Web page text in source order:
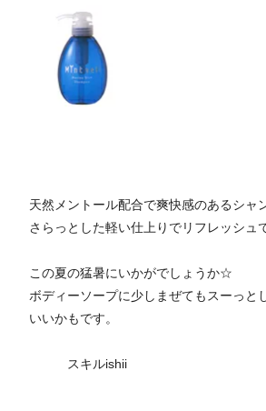
天然メントール配合で爽快感のあるシャ
さらっとした軽い仕上りでリフレッシュ
この夏の猛暑にいかがでしょうか☆
ボディーソープに少しまぜてもスーっと
いいかもです。
スキルishii